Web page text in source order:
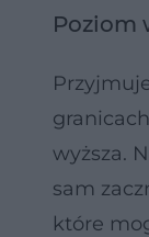
Poziom
wyższa.
sam
które